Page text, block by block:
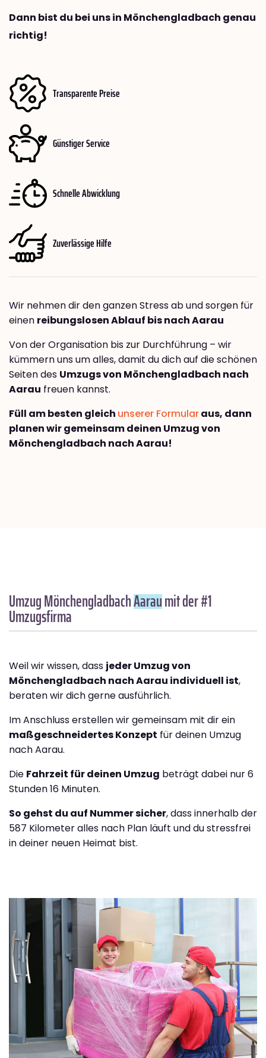
Dann bist du bei uns in Mönchengladbach genau
richtig!
Transparente Preise
Günstiger Service
Schnelle Abwicklung
Zuverlässige Hilfe
Wir nehmen dir den ganzen Stress ab und sorgen für
einen reibungslosen Ablauf bis nach Aarau
Von der Organisation bis zur Durchführung – wir
kümmern uns um alles, damit du dich auf die schönen
Seiten des Umzugs von Mönchengladbach nach
Aarau freuen kannst.
Füll am besten gleich unserer Formularaus, dann
planen wir gemeinsam deinen Umzug von
Mönchengladbach nach Aarau!
Umzug MönchengladbachAaraumit der #1
Umzugsfirma
Weil wir wissen, dass jeder Umzug von
Mönchengladbach nach Aarau individuell ist,
beraten wir dich gerne ausführlich.
Im Anschluss erstellen wir gemeinsam mit dir ein
maßgeschneidertes Konzept für deinen Umzug
nach Aarau.
Die Fahrzeit für deinen Umzug beträgt dabei nur 6
Stunden 16 Minuten.
So gehst du auf Nummer sicher, dass innerhalb der
587 Kilometer alles nach Plan läuft und du stressfrei
in deiner neuen Heimat bist.